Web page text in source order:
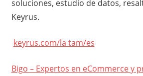
soluciones, estudio de datos,
Keyrus.
keyrus.com/la tam/es
Bigo – Expertos en eCommerce y